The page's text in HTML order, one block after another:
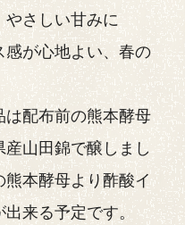
やさしい甘みに
感が心地よい、春の
配布前の熊本酵母
産山田錦で醸しまし
本酵母より酢酸イ
来る予定です。